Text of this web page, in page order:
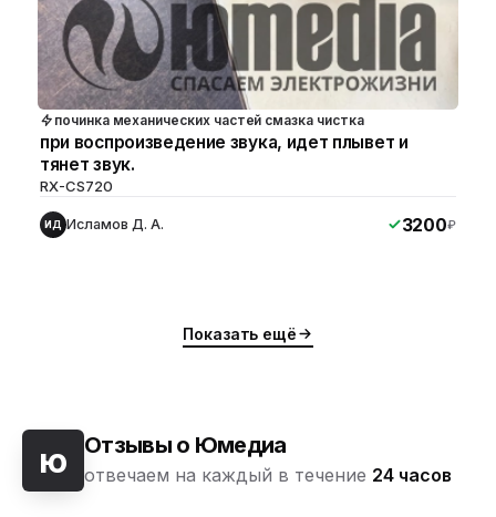
починка механических частей смазка чистка
при воспроизведение звука, идет плывет и
тянет звук.
RX-CS720
ИД Исламов Д. А. 3200₽
Показать ещё
ю Отзывы о Юмедиа
отвечаем на каждый в течение 24 часов